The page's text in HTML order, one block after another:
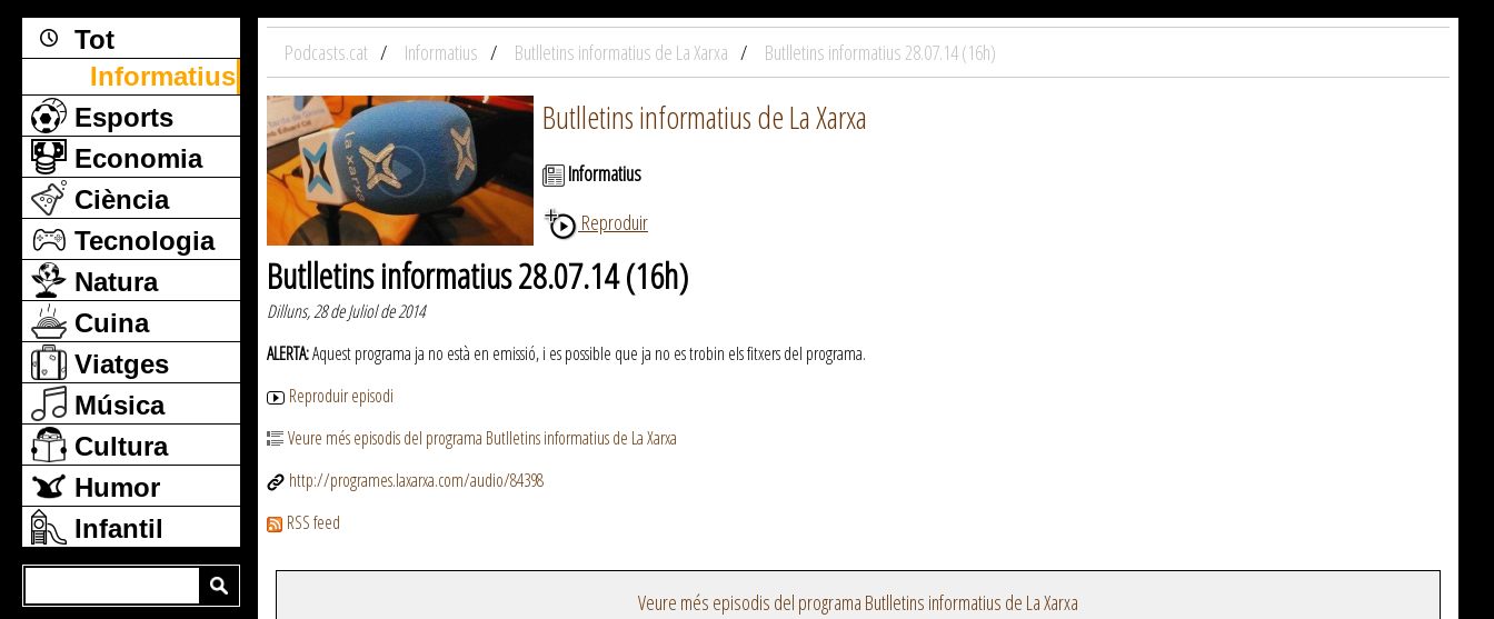
Tot
Informatius
Esports
Economia
Ciència
Tecnologia
Natura
Cuina
Viatges
Música
Cultura
Humor
Infantil
Podcasts.cat Informatius Butlletins informatius de La Xarxa Butlletins informatius 28.07.14 (16h)
Butlletins informatius de La Xarxa
Informatius
Reproduir
Butlletins informatius 28.07.14 (16h)
Dilluns, 28 de Juliol de 2014
ALERTA:Aquest programa ja no està en emissió, i es possible que ja no es trobin els fitxers del programa.
Reproduir episodi
Veure més episodis del programa Butlletins informatius de La Xarxa
http://programes.laxarxa.com/audio/84398
RSS feed
Veure més episodis del programa Butlletins informatius de La Xarxa